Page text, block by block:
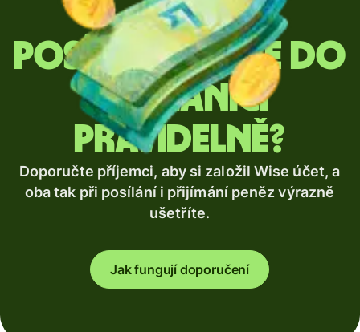
Posíláte peníze do
zahraničí
pravidelně?
Doporučte příjemci, aby si založil Wise účet, a
oba tak při posílání i přijímání peněz výrazně
ušetříte.
Jak fungují doporučení